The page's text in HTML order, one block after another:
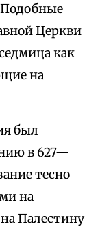
Церкви
как
на
был
в 627—
тесно
на
Палестину